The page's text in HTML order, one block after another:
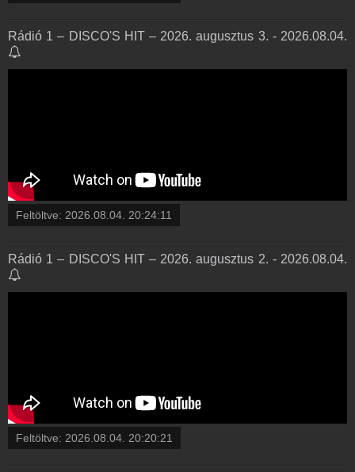
Rádió 1 – DISCO'S HIT – 2026. augusztus 3. - 2026.08.04.
Feltöltve: 2026.08.04. 20:24:11
Rádió 1 – DISCO'S HIT – 2026. augusztus 2. - 2026.08.04.
Feltöltve: 2026.08.04. 20:20:21